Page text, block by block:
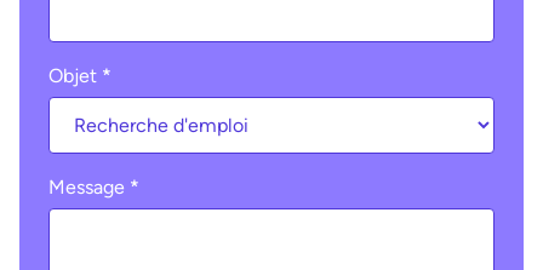
Objet *
Message *